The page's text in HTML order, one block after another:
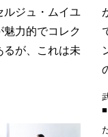
ルジュ・ムイユ
力的でコレク
るが、これは未